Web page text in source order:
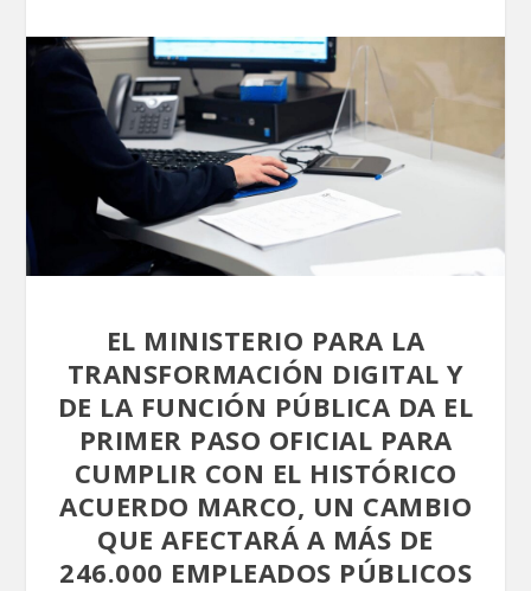
EL MINISTERIO PARA LA
TRANSFORMACIÓN DIGITAL Y
DE LA FUNCIÓN PÚBLICA DA EL
PRIMER PASO OFICIAL PARA
CUMPLIR CON EL HISTÓRICO
ACUERDO MARCO, UN CAMBIO
QUE AFECTARÁ A MÁS DE
246.000 EMPLEADOS PÚBLICOS